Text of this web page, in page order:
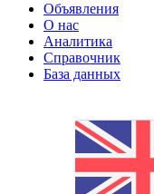
Объявления
О нас
Аналитика
Справочник
База данных